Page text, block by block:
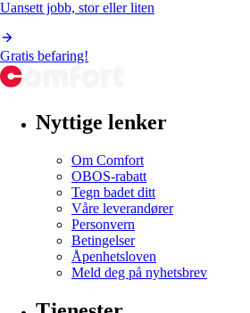
Uansett jobb, stor eller liten
Gratis befaring!
Nyttige lenker
Om Comfort
OBOS-rabatt
Tegn badet ditt
Våre leverandører
Personvern
Betingelser
Åpenhetsloven
Meld deg på nyhetsbrev